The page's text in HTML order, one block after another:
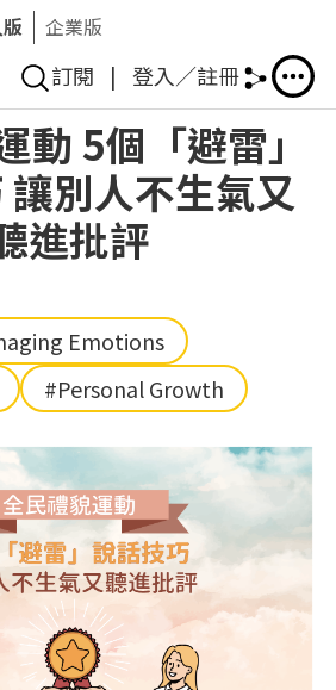
企業版
訂閱 | 登入／註冊
動 5個「避雷」
別人不生氣又
進批評
Emotions
#Personal Growth